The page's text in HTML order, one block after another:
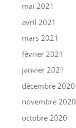
mai 2021
avril 2021
mars 2021
février 2021
janvier 2021
décembre 2020
novembre 2020
octobre 2020